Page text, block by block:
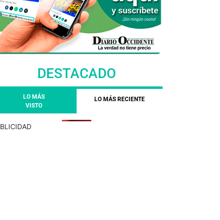
DESTACADO
LO MÁS
VISTO
LO MÁS RECIENTE